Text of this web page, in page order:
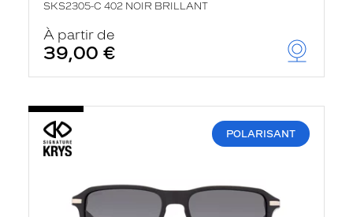
SKS2305-C 402 NOIR BRILLANT
À partir de
39,00 €
POLARISANT